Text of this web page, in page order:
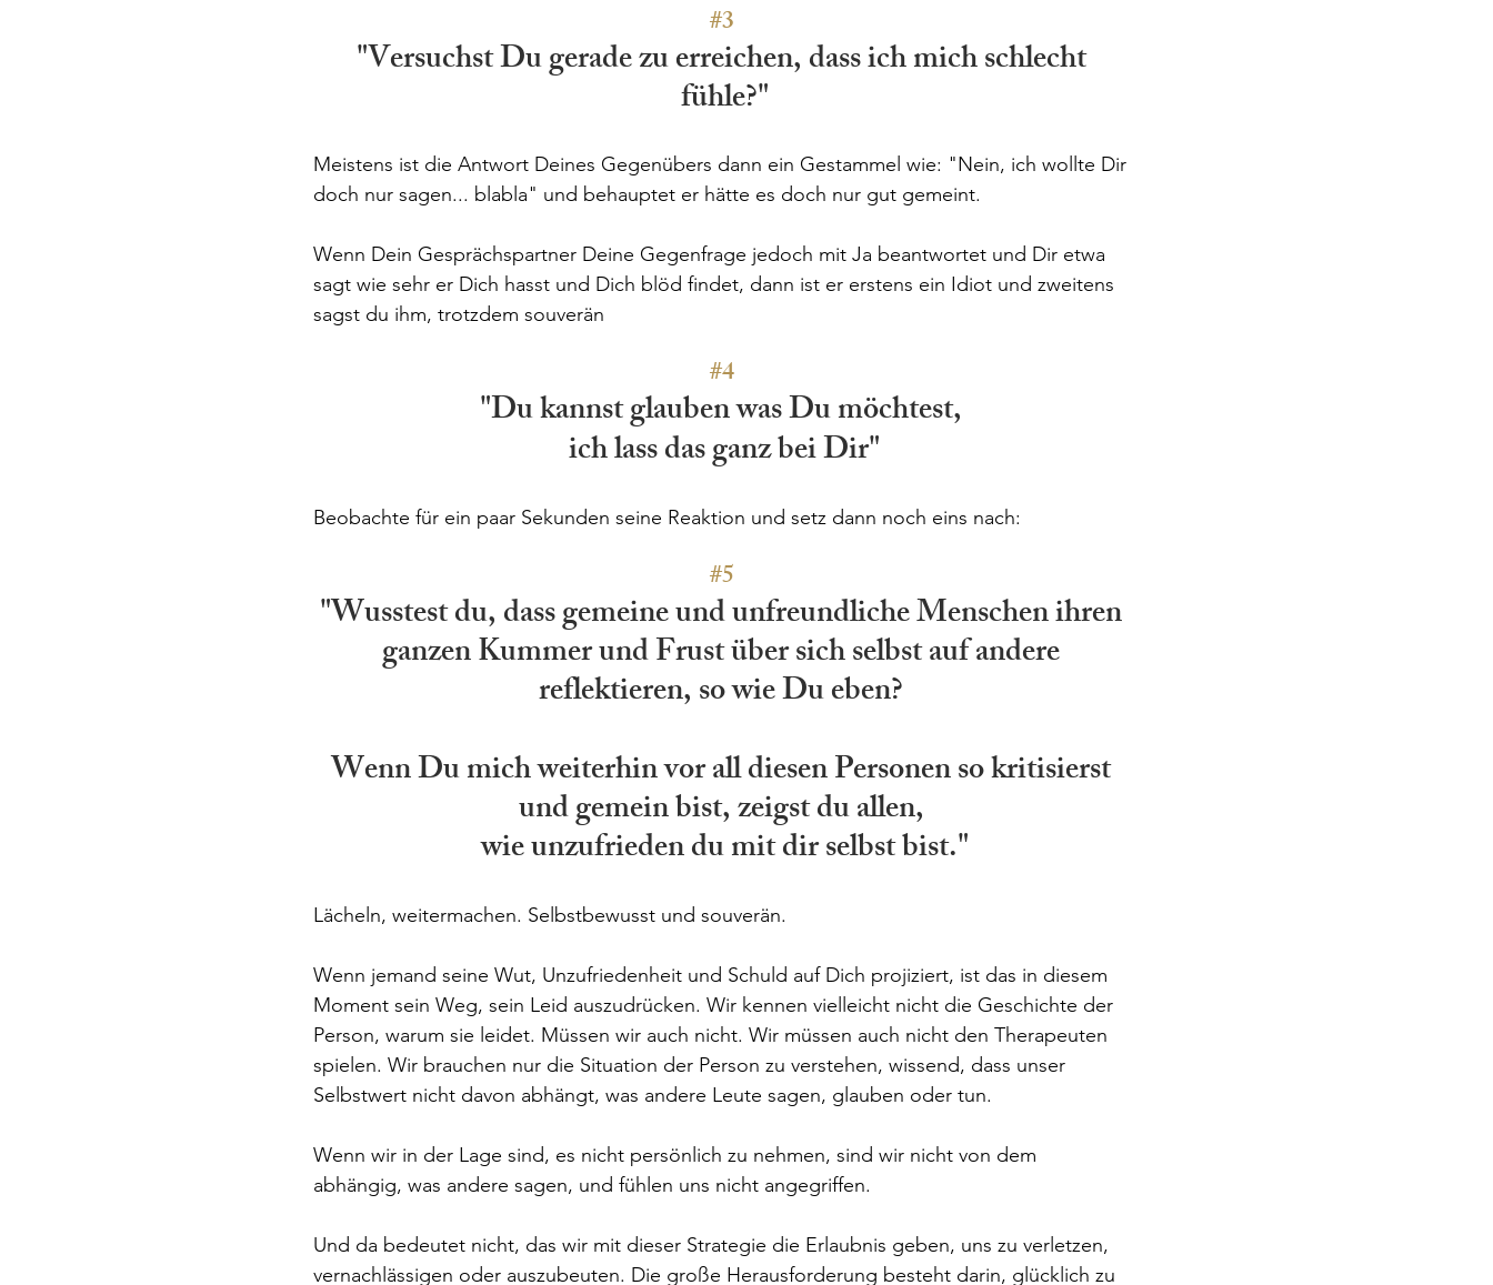
#3
"Versuchst Du gerade zu erreichen, dass ich mich schlecht
fühle?"
Meistens ist die Antwort Deines Gegenübers dann ein Gestammel wie: "Nein, ich wollte Dir
doch nur sagen... blabla" und behauptet er hätte es doch nur gut gemeint.
Wenn Dein Gesprächspartner Deine Gegenfrage jedoch mit Ja beantwortet und Dir etwa
sagt wie sehr er Dich hasst und Dich blöd findet, dann ist er erstens ein Idiot und zweitens
sagst du ihm, trotzdem souverän
#4
"Du kannst glauben was Du möchtest,
ich lass das ganz bei Dir"
Beobachte für ein paar Sekunden seine Reaktion und setz dann noch eins nach:
#5
"Wusstest du, dass gemeine und unfreundliche Menschen ihren
ganzen Kummer und Frust über sich selbst auf andere
reflektieren, so wie Du eben?
Wenn Du mich weiterhin vor all diesen Personen so kritisierst
und gemein bist, zeigst du allen,
wie unzufrieden du mit dir selbst bist."
Lächeln, weitermachen. Selbstbewusst und souverän.
Wenn jemand seine Wut, Unzufriedenheit und Schuld auf Dich projiziert, ist das in diesem
Moment sein Weg, sein Leid auszudrücken. Wir kennen vielleicht nicht die Geschichte der
Person, warum sie leidet. Müssen wir auch nicht. Wir müssen auch nicht den Therapeuten
spielen. Wir brauchen nur die Situation der Person zu verstehen, wissend, dass unser
Selbstwert nicht davon abhängt, was andere Leute sagen, glauben oder tun.
Wenn wir in der Lage sind, es nicht persönlich zu nehmen, sind wir nicht von dem
abhängig, was andere sagen, und fühlen uns nicht angegriffen.
Und da bedeutet nicht, das wir mit dieser Strategie die Erlaubnis geben, uns zu verletzen,
vernachlässigen oder auszubeuten. Die große Herausforderung besteht darin, glücklich zu